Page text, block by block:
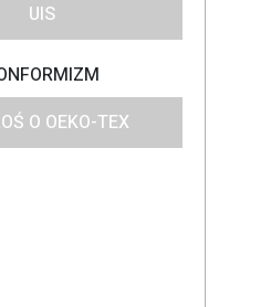
UIS
O OEKO-TEX